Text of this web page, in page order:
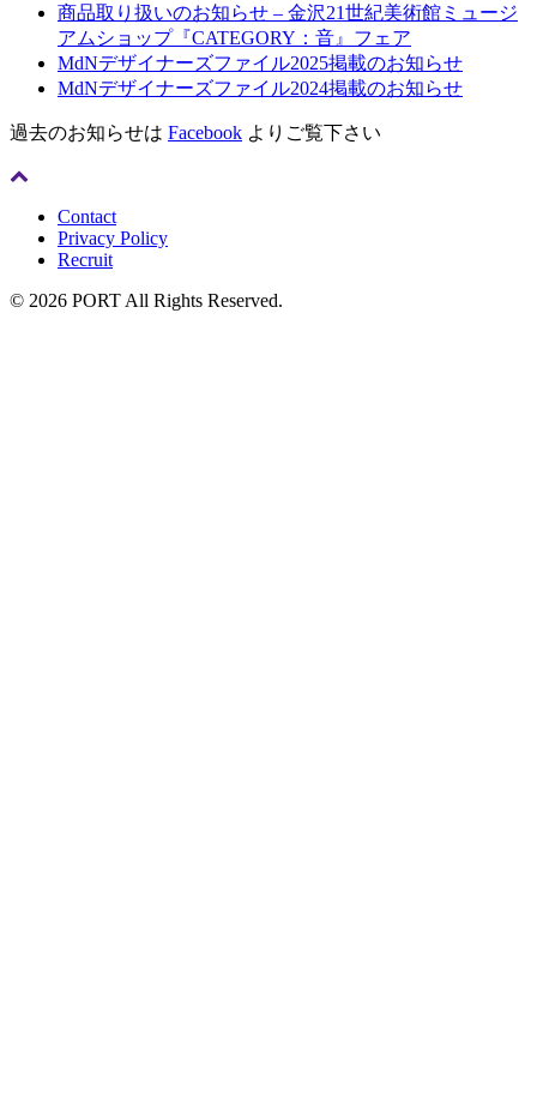
商品取り扱いのお知らせ – 金沢21世紀美術館ミュージ
アムショップ『CATEGORY：音』フェア
MdNデザイナーズファイル2025掲載のお知らせ
MdNデザイナーズファイル2024掲載のお知らせ
過去のお知らせは Facebook よりご覧下さい
Contact
Privacy Policy
Recruit
© 2026 PORT All Rights Reserved.